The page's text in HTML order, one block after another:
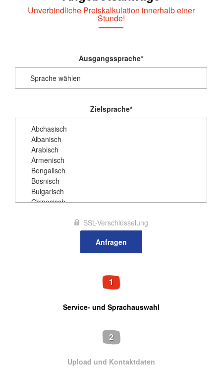
Unverbindliche Preiskalkulation innerhalb einer
Stunde!
Ausgangssprache*
Zielsprache*
SSL-Verschlüsselung
1
Service- und Sprachauswahl
2
Upload und Kontaktdaten